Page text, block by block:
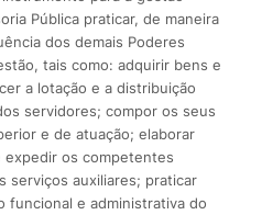
Pública praticar, de maneira
dos demais Poderes
tais como: adquirir bens e
a lotação e a distribuição
servidores; compor os seus
e de atuação; elaborar
expedir os competentes
serviços auxiliares; praticar
funcional e administrativa do